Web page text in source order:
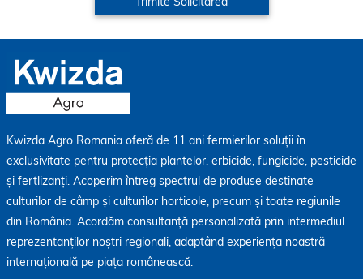
Kwizda Agro Romania oferă de 11 ani fermierilor soluții în
exclusivitate pentru protecția plantelor, erbicide, fungicide, pesticide
și fertlizanți. Acoperim întreg spectrul de produse destinate
culturilor de câmp și culturilor horticole, precum și toate regiunile
din România. Acordăm consultanță personalizată prin intermediul
reprezentanților noștri regionali, adaptând experiența noastră
internațională pe piața românească.